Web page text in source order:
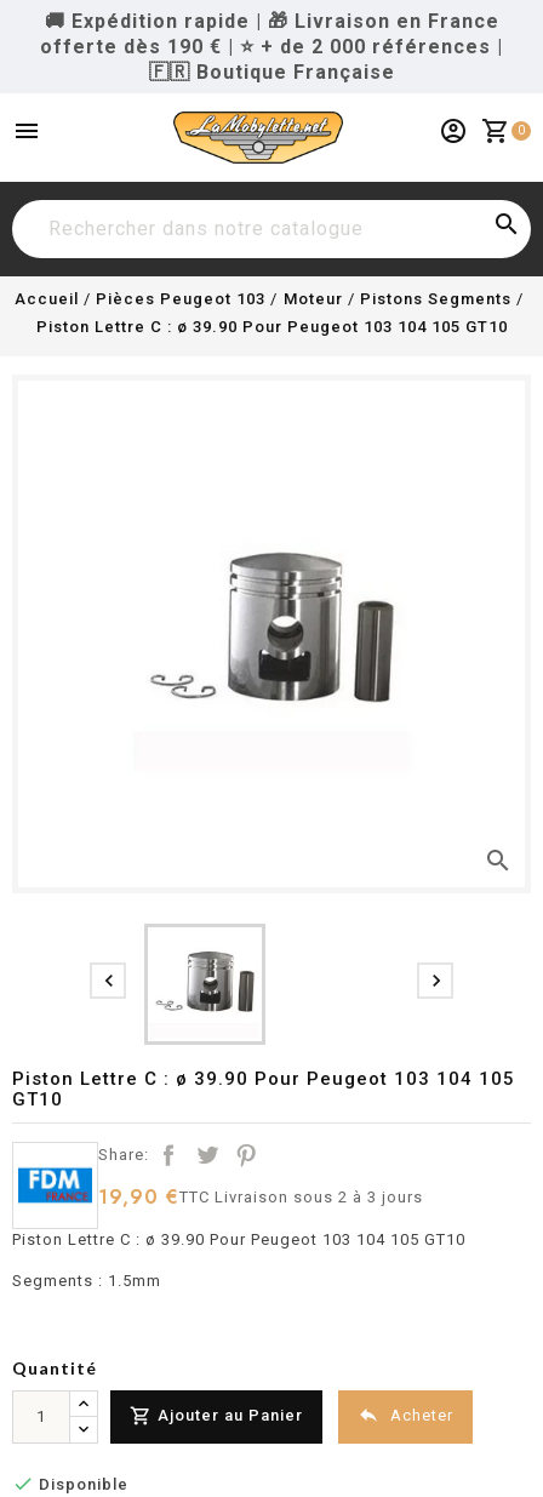
🚚 Expédition rapide | 🎁 Livraison en France
offerte dès 190 € | ⭐ + de 2 000 références |
🇫🇷 Boutique Française
menu shopping_cart 0
account_circle

Accueil Pièces Peugeot 103 Moteur
Pistons Segments
Piston Lettre C : ø 39.90 Pour Peugeot 103 104 105 GT10
search
 
Piston Lettre C : ø 39.90 Pour Peugeot 103 104 105
GT10
Share:
19,90 €TTCLivraison sous 2 à 3 jours
Piston Lettre C : ø 39.90 Pour Peugeot 103 104 105 GT10
Segments : 1.5mm
Quantité
 Ajouter au Panier  Acheter
 Disponible